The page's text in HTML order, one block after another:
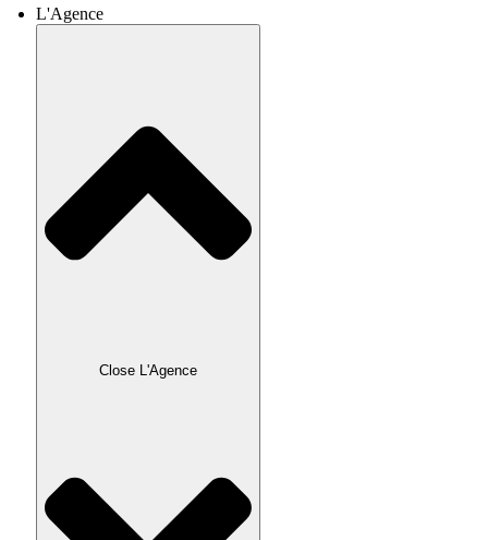
L'Agence
Close L'Agence